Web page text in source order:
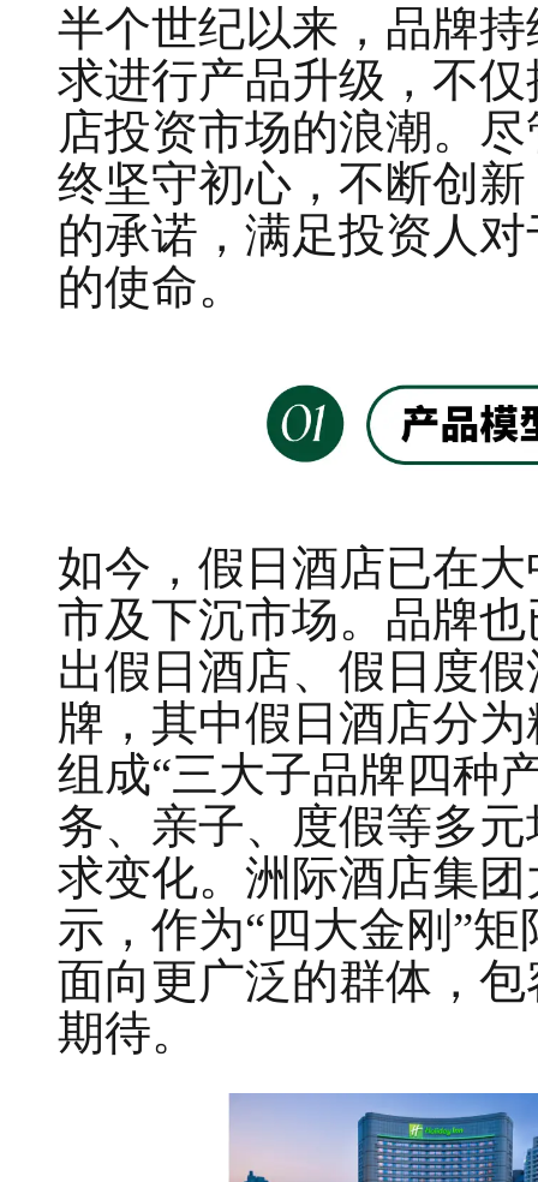
半个世纪以来，品牌
求进行产品升级，不
店投资市场的浪潮。
终坚守初心，不断创
的承诺，满足投资人
的使命。
如今，假日酒店已在
市及下沉市场。品牌
出假日酒店、假日度
牌，其中假日酒店分
组成“三大子品牌四种
务、亲子、度假等多
求变化。洲际酒店集
示，作为“四大金刚”
面向更广泛的群体，
期待。